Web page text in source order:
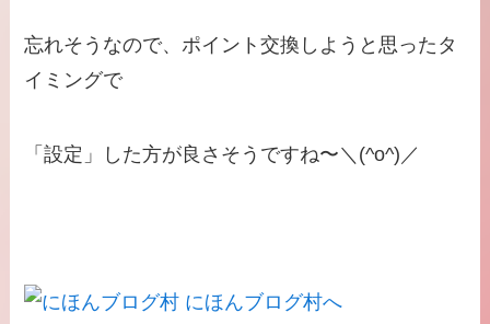
忘れそうなので、ポイント交換しようと思ったタ
イミングで
「設定」した方が良さそうですね〜＼(^o^)／